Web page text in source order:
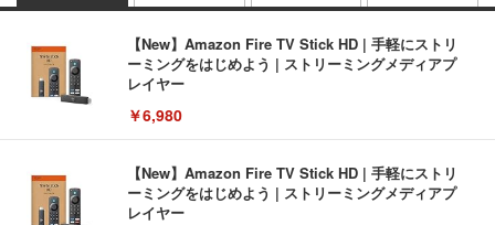
【New】Amazon Fire TV Stick HD | 手軽にストリ
ーミングをはじめよう | ストリーミングメディアプ
レイヤー
￥6,980
【New】Amazon Fire TV Stick HD | 手軽にストリ
ーミングをはじめよう | ストリーミングメディアプ
レイヤー